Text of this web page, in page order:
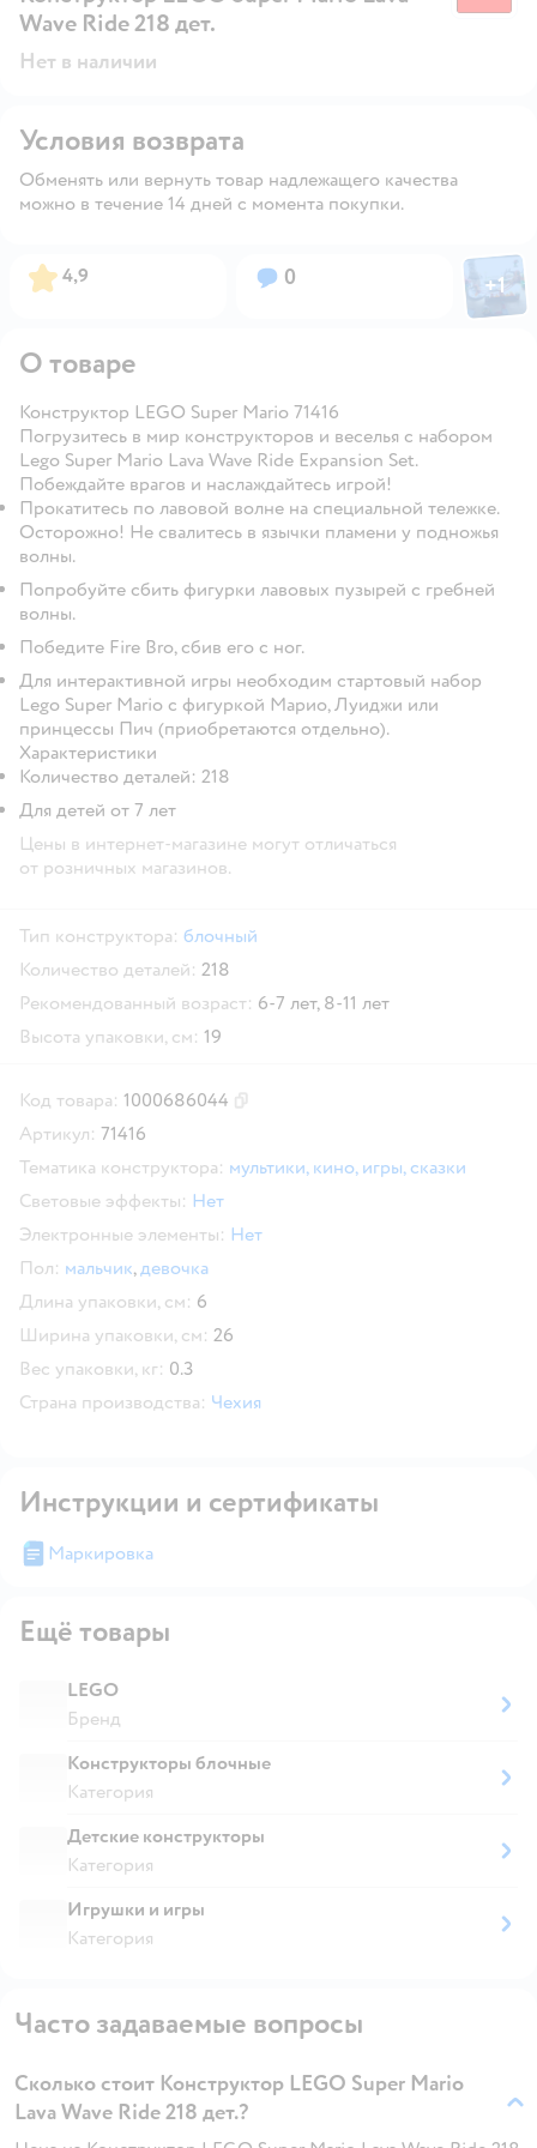
Wave Ride 218 дет.
Нет в наличии
Условия возврата
Обменять или вернуть товар надлежащего качества
можно в течение 14 дней с момента покупки.
Рейтинг:
4,9 Вопросов:
0 Фото
+1
О товаре
Конструктор LEGO Super Mario 71416
Погрузитесь в мир конструкторов и веселья с набором
Lego Super Mario Lava Wave Ride Expansion Set.
Побеждайте врагов и наслаждайтесь игрой!
Прокатитесь по лавовой волне на специальной тележке.
Осторожно! Не свалитесь в язычки пламени у подножья
волны.
Попробуйте сбить фигурки лавовых пузырей с гребней
волны.
Победите Fire Bro, сбив его с ног.
Для интерактивной игры необходим стартовый набор
Lego Super Mario с фигуркой Марио, Луиджи или
принцессы Пич (приобретаются отдельно).
Характеристики
Количество деталей: 218
Для детей от 7 лет
Цены в интернет-магазине могут отличаться
от розничных магазинов.
Тип конструктора: блочный
Количество деталей: 218
Рекомендованный возраст: 6-7 лет, 8-11 лет
Высота упаковки, см: 19
Код товара: 1000686044
Артикул: 71416
Тематика конструктора: мультики, кино, игры, сказки
Световые эффекты: Нет
Электронные элементы: Нет
Пол: мальчик,девочка
Длина упаковки, см: 6
Ширина упаковки, см: 26
Вес упаковки, кг: 0.3
Страна производства: Чехия
Инструкции и сертификаты
Маркировка
Ещё товары
LEGO
Бренд
Конструкторы блочные
Категория
Детские конструкторы
Категория
Игрушки и игры
Категория
Часто задаваемые вопросы
Сколько стоит Конструктор LEGO Super Mario
Lava Wave Ride 218 дет.?